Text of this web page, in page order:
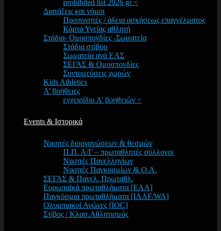
prohibited list 2026 gr <
Διατάξεις και νόμοι
Προπονητές / άδεια ασκήσεως επαγγέλματος
Κάρτα Υγείας αθλητή
Στάδια- Ομοσπονδίες -Σωματεία
Στάδια στίβου
Σωματεία ανά ΕΑΣ
ΣΕΓΑΣ & Ομοσπονδίες
Συντομεύσεις χωρών
Kids Athletics
Α’ βοήθειες
εγχειρίδιο Α’ βοηθειών <
Events & Ιστορικά
Νικητές διοργανώσεων & θεσμών
Π.Π. Α/Γ – πρωταθλητές σύλλογοι
Νικητές Πανελληνίων
Νικητές Παγκοσμίων & Ο.Α.
ΣΕΓΑΣ & Πανελ. Πρωταθλ.
Ευρωπαϊκά πρωταθλήματα [EAA]
Παγκόσμια πρωταθλήματα [IAAF/WA]
Ολυμπιακοί Αγώνες [IOC]
Στίβος / Κλασ.Αθλητισμός